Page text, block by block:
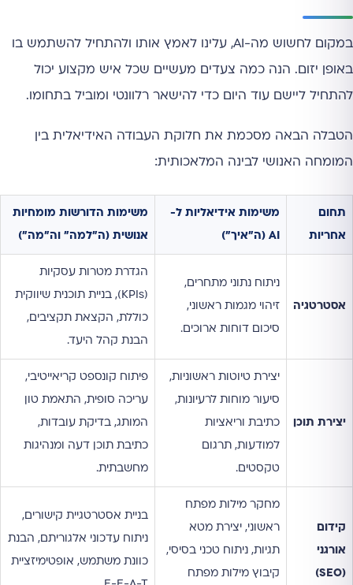
במקום לחשוש מה-AI, עלינו לאמץ אותו ולהתחיל להשתמש בו
באופן יזום. הנה כמה צעדים מעשיים שכל איש מקצוע יכול
להתחיל ליישם עוד היום כדי להישאר רלוונטי ומוביל בתחומו.
הטבלה הבאה מסכמת את חלוקת העבודה האידיאלית בין
המומחה האנושי לבינה המלאכותית:
תחום
אחריות
משימות אידיאליות ל-
AI (ה"איך")
משימות הדורשות מומחיות
אנושית (ה"למה" וה"מה")
אסטרטגיה
ניתוח נתוני מתחרים,
זיהוי מגמות ראשוני,
סיכום דוחות ארוכים.
הגדרת מטרות עסקיות
(KPIs), בניית תוכנית שיווקית
כוללת, הקצאת תקציבים,
הבנת קהל היעד.
יצירת תוכן
יצירת טיוטות ראשוניות,
סיעור מוחות לרעיונות,
כתיבת וריאציות
למודעות, תרגום
טקסטים.
פיתוח קונספט קריאייטיבי,
עריכה סופית, התאמת טון
המותג, בדיקת עובדות,
כתיבת תוכן דעה ומנהיגות
מחשבתית.
קידום
אורגני
(SEO)
מחקר מילות מפתח
ראשוני, יצירת מטא
תגיות, ניתוח טכני בסיסי,
קיבוץ מילות מפתח
בניית אסטרטגיית קישורים,
ניתוח עדכוני אלגוריתם, הבנת
כוונת משתמש, אופטימיזציית